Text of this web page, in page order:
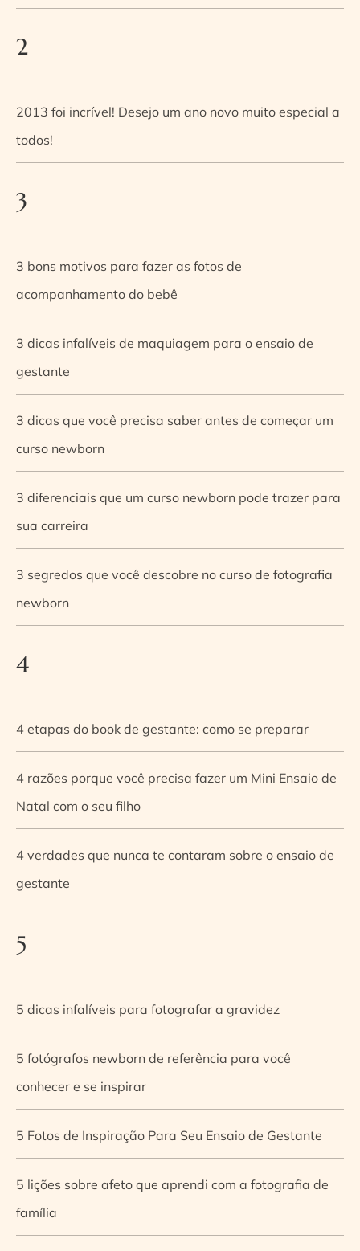
2
2013 foi incrível! Desejo um ano novo muito especial a
todos!
3
3 bons motivos para fazer as fotos de
acompanhamento do bebê
3 dicas infalíveis de maquiagem para o ensaio de
gestante
3 dicas que você precisa saber antes de começar um
curso newborn
3 diferenciais que um curso newborn pode trazer para
sua carreira
3 segredos que você descobre no curso de fotografia
newborn
4
4 etapas do book de gestante: como se preparar
4 razões porque você precisa fazer um Mini Ensaio de
Natal com o seu filho
4 verdades que nunca te contaram sobre o ensaio de
gestante
5
5 dicas infalíveis para fotografar a gravidez
5 fotógrafos newborn de referência para você
conhecer e se inspirar
5 Fotos de Inspiração Para Seu Ensaio de Gestante
5 lições sobre afeto que aprendi com a fotografia de
família